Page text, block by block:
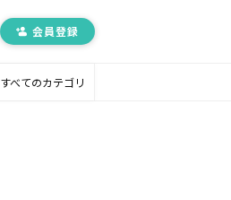
会員登録
すべてのカテゴリ